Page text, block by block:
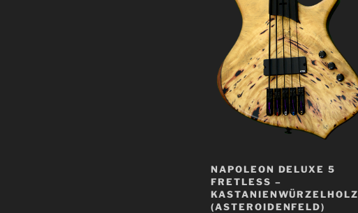
NAPOLEON DELUXE 5
FRETLESS –
KASTANIENWÜRZELHOLZ
(ASTEROIDENFELD)